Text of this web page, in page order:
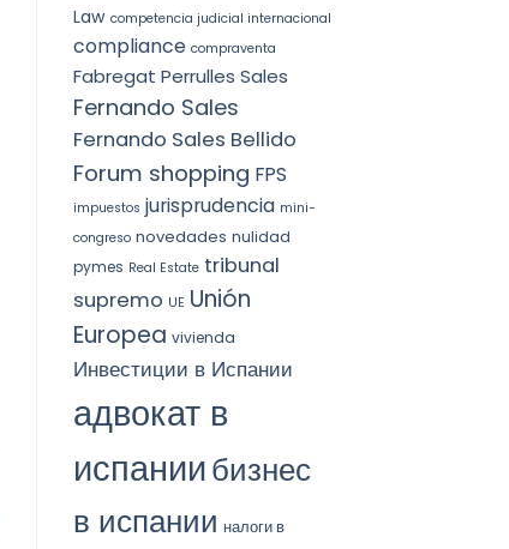
Law competencia judicial internacional
compliance compraventa
Fabregat Perrulles Sales
Fernando Sales
Fernando Sales Bellido
Forum shopping FPS
impuestos jurisprudencia mini-
congreso novedades nulidad
pymes Real Estate tribunal
supremo UE Unión
Europea vivienda
Инвестиции в Испании
адвокат в
испаниибизнес
в испании налоги в